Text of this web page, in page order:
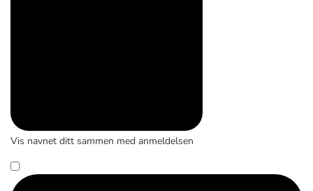
Vis navnet ditt sammen med anmeldelsen